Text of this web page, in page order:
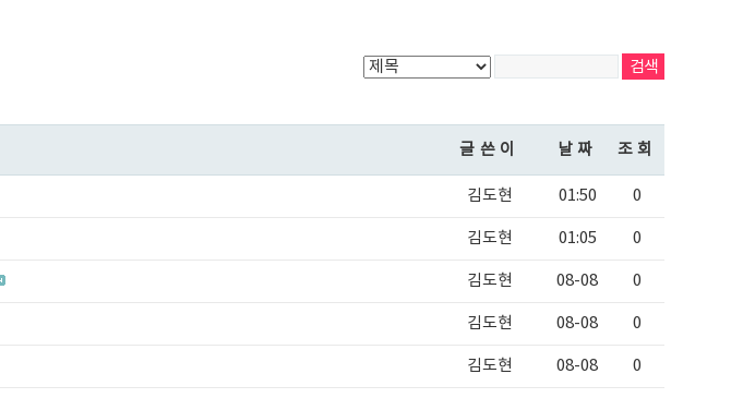
글쓴이 날짜 조회
김도현 01:50 0
김도현 01:05 0
김도현 08-08 0
김도현 08-08 0
김도현 08-08 0